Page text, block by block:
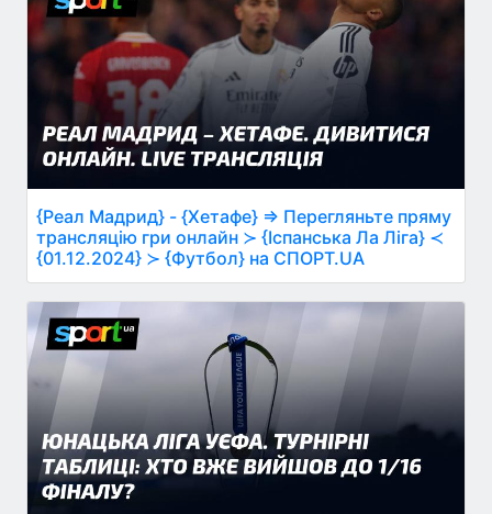
{Реал Мадрид} - {Хетафе} ⇒ Перегляньте пряму
трансляцію гри онлайн ≻ {Іспанська Ла Ліга} ≺
{01.12.2024} ≻ {Футбол} на СПОРТ.UA